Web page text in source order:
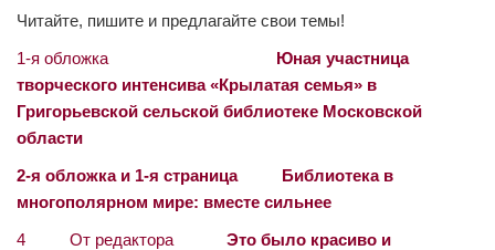
Читайте, пишите и предлагайте свои темы!
1-я обложка
Юная участница
творческого интенсива «Крылатая семья» в
Григорьевской сельской библиотеке Московской
области
2-я обложка и 1-я страница Библиотека в
многополярном мире: вместе сильнее
4 От редактора Это было красиво и